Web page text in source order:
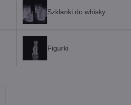
Szklanki do whisky
Figurki